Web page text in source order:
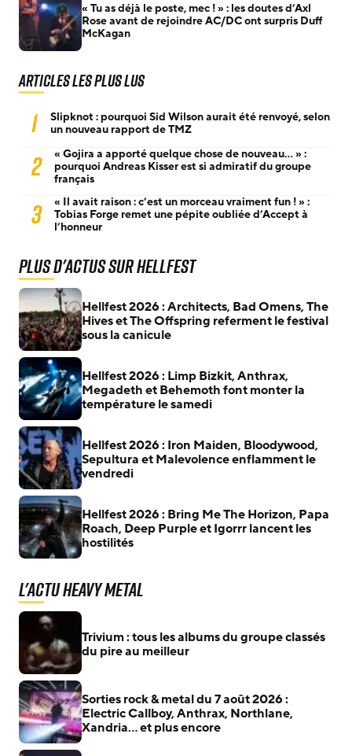
« Tu as déjà le poste, mec ! » : les doutes d’Axl
Rose avant de rejoindre AC/DC ont surpris Duff
McKagan
Articles les plus lus
1
Slipknot : pourquoi Sid Wilson aurait été renvoyé, selon
un nouveau rapport de TMZ
2
« Gojira a apporté quelque chose de nouveau… » :
pourquoi Andreas Kisser est si admiratif du groupe
français
3
« Il avait raison : c’est un morceau vraiment fun ! » :
Tobias Forge remet une pépite oubliée d’Accept à
l’honneur
Plus d'actus sur Hellfest
Hellfest 2026 : Architects, Bad Omens, The
Hives et The Offspring referment le festival
sous la canicule
Hellfest 2026 : Limp Bizkit, Anthrax,
Megadeth et Behemoth font monter la
température le samedi
Hellfest 2026 : Iron Maiden, Bloodywood,
Sepultura et Malevolence enflamment le
vendredi
Hellfest 2026 : Bring Me The Horizon, Papa
Roach, Deep Purple et Igorrr lancent les
hostilités
L'actu Heavy Metal
Trivium : tous les albums du groupe classés
du pire au meilleur
Sorties rock & metal du 7 août 2026 :
Electric Callboy, Anthrax, Northlane,
Xandria… et plus encore